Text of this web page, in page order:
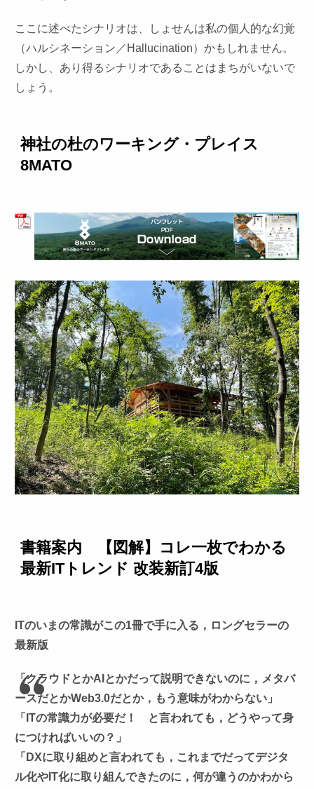
ここに述べたシナリオは、しょせんは私の個人的な幻覚
（ハルシネーション／Hallucination）かもしれません。
しかし、あり得るシナリオであることはまちがいないで
しょう。
神社の杜のワーキング・プレイス
8MATO
書籍案内 【図解】コレ一枚でわかる
最新ITトレンド 改装新訂4版
ITのいまの常識がこの1冊で手に入る，ロングセラーの
最新版
「クラウドとかAIとかだって説明できないのに，メタバ
ースだとかWeb3.0だとか，もう意味がわからない」
「ITの常識力が必要だ！ と言われても，どうやって身
につければいいの？」
「DXに取り組めと言われても，これまでだってデジタ
ル化やIT化に取り組んできたのに，何が違うのかわから